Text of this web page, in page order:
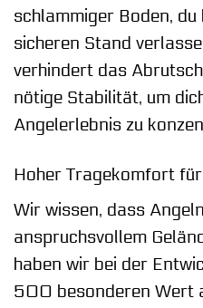
schlammiger Boden,
sicheren Stand
verhindert das
nötige Stabilität, um
Angelerlebnis zu
Hoher Tragekomfort
Wir wissen, dass
anspruchsvollem
haben wir bei der
500 besonderen Wert